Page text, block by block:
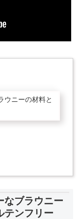
ウニーの材料と
なブラウニー
テンフリー